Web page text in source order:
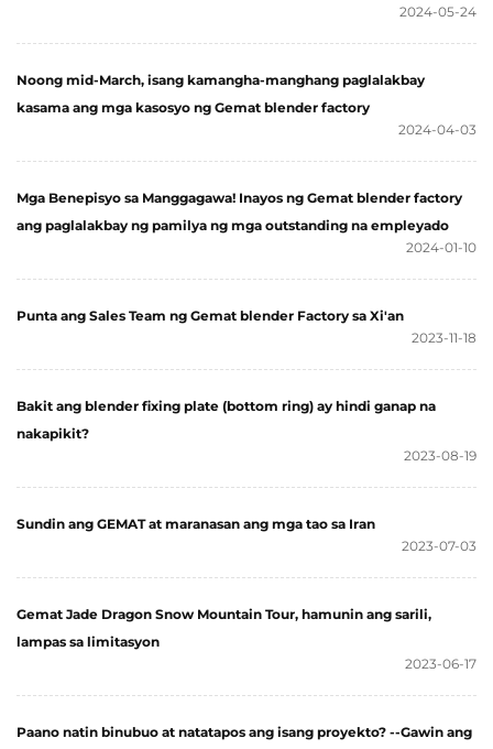
2024-05-24
Noong mid-March, isang kamangha-manghang paglalakbay
kasama ang mga kasosyo ng Gemat blender factory
2024-04-03
Mga Benepisyo sa Manggagawa! Inayos ng Gemat blender factory
ang paglalakbay ng pamilya ng mga outstanding na empleyado
2024-01-10
Punta ang Sales Team ng Gemat blender Factory sa Xi'an
2023-11-18
Bakit ang blender fixing plate (bottom ring) ay hindi ganap na
nakapikit?
2023-08-19
Sundin ang GEMAT at maranasan ang mga tao sa Iran
2023-07-03
Gemat Jade Dragon Snow Mountain Tour, hamunin ang sarili,
lampas sa limitasyon
2023-06-17
Paano natin binubuo at natatapos ang isang proyekto? --Gawin ang